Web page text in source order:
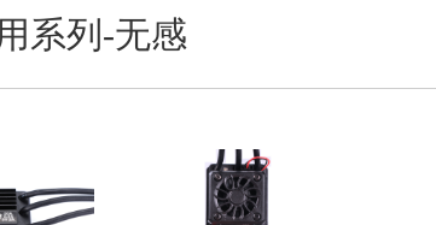
系列-无感